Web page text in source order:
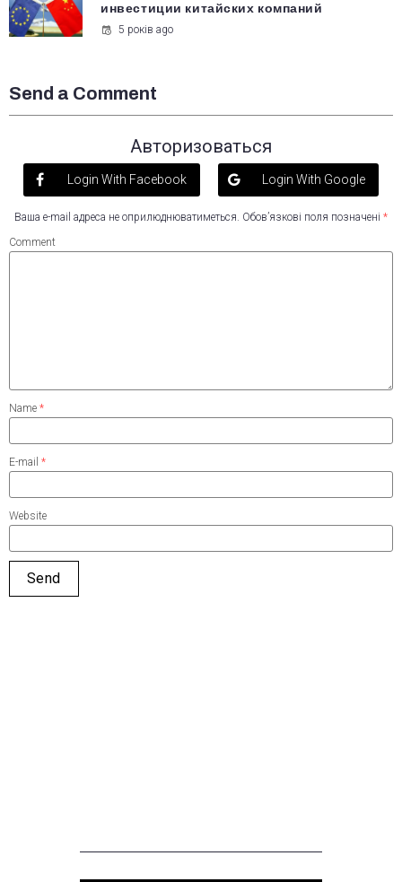
инвестиции китайских компаний
5 років ago
Send a Comment
Авторизоваться
Login With Facebook Login With Google
Ваша e-mail адреса не оприлюднюватиметься. Обов’язкові поля позначені *
Comment
Name *
E-mail *
Website